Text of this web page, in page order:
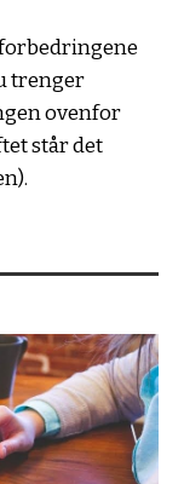
trenger
ovenfor
står det